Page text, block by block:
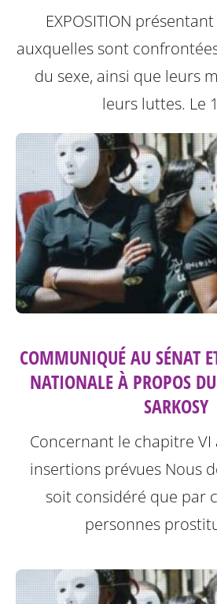
EXPOSITION
auxquelles sont
du sexe, ainsi que leurs
leurs luttes. Le
COMMUNIQUÉ AU SÉNAT
NATIONALE À PROPOS
SARKOSY
Concernant le chapitre
insertions prévues Nous
soit considéré que par
personnes